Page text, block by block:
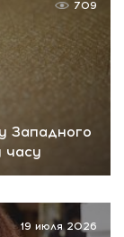
Западного
часу
709
19 июля 2026